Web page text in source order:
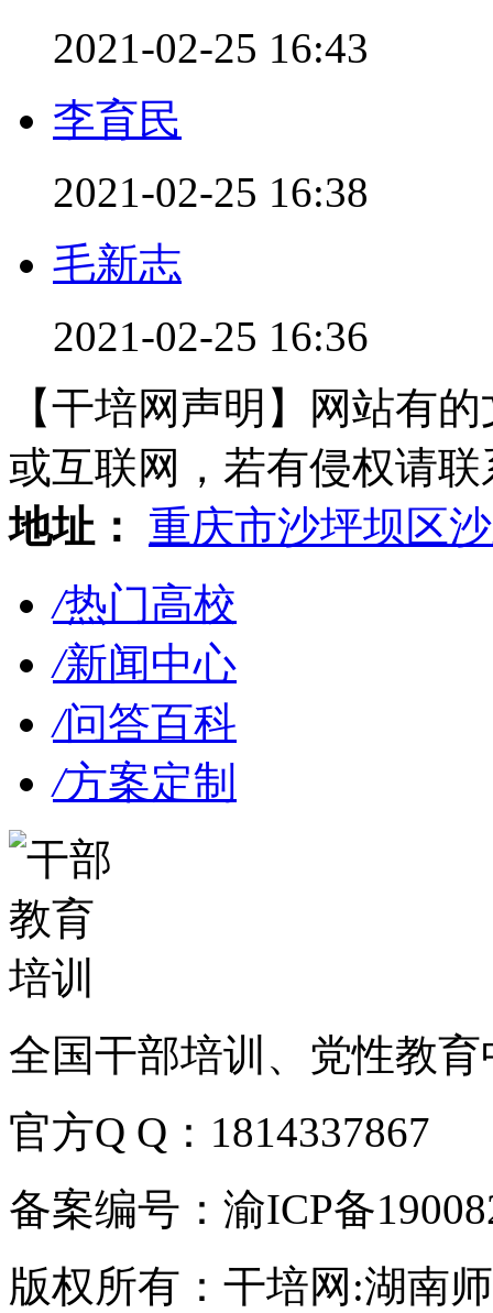
2021-02-25 16:43
李育民
2021-02-25 16:38
毛新志
2021-02-25 16:36
【干培网声明】网站有
或互联网，若有侵权请联
地址：
重庆市沙坪坝区
/热门高校
/新闻中心
/问答百科
/方案定制
全国干部培训、党性教
官方Q Q：1814337867
备案编号：渝ICP备
版权所有：干培网:湖南